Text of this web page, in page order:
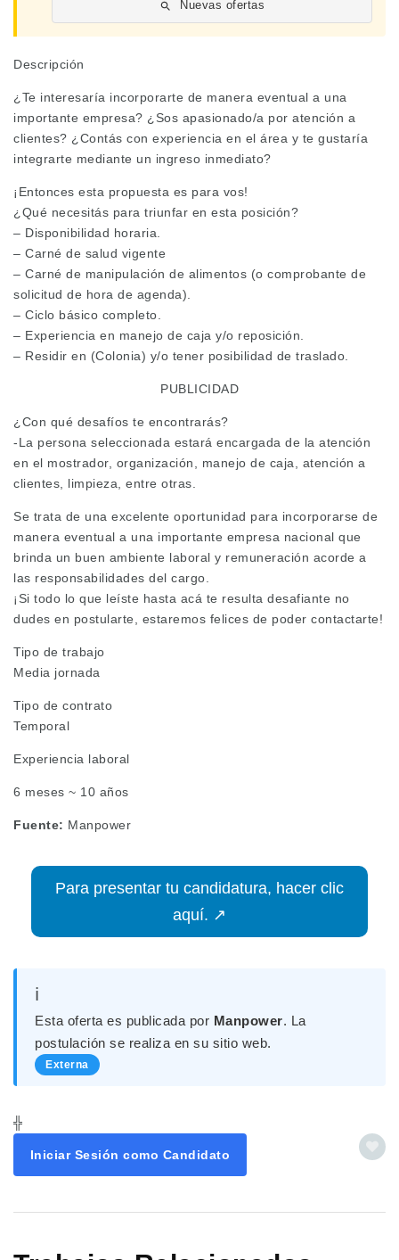
Nuevas ofertas
Descripción
¿Te interesaría incorporarte de manera eventual a una
importante empresa? ¿Sos apasionado/a por atención a
clientes? ¿Contás con experiencia en el área y te gustaría
integrarte mediante un ingreso inmediato?
¡Entonces esta propuesta es para vos!
¿Qué necesitás para triunfar en esta posición?
– Disponibilidad horaria.
– Carné de salud vigente
– Carné de manipulación de alimentos (o comprobante de
solicitud de hora de agenda).
– Ciclo básico completo.
– Experiencia en manejo de caja y/o reposición.
– Residir en (Colonia) y/o tener posibilidad de traslado.
PUBLICIDAD
¿Con qué desafíos te encontrarás?
-La persona seleccionada estará encargada de la atención
en el mostrador, organización, manejo de caja, atención a
clientes, limpieza, entre otras.
Se trata de una excelente oportunidad para incorporarse de
manera eventual a una importante empresa nacional que
brinda un buen ambiente laboral y remuneración acorde a
las responsabilidades del cargo.
¡Si todo lo que leíste hasta acá te resulta desafiante no
dudes en postularte, estaremos felices de poder contactarte!
Tipo de trabajo
Media jornada
Tipo de contrato
Temporal
Experiencia laboral
6 meses ~ 10 años
Fuente: Manpower
Para presentar tu candidatura, hacer clic
aquí. ↗
ℹ️
Esta oferta es publicada por Manpower. La
postulación se realiza en su sitio web.
Externa
╬
Iniciar Sesión como Candidato